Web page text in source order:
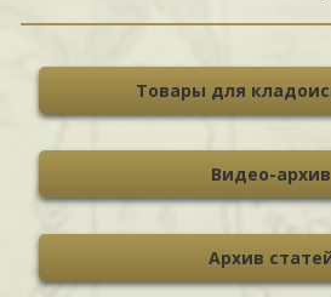
Товары для
Видео-архив
Архив